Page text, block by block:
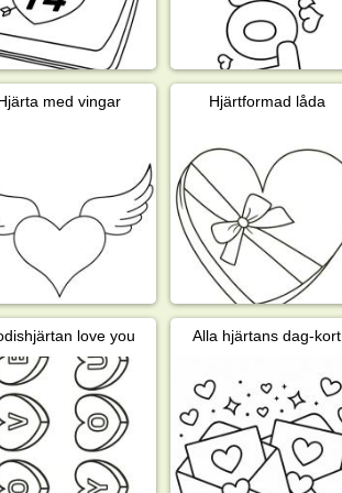
med vingar Hjärtformad låda
love you Alla hjärtans dag-kort